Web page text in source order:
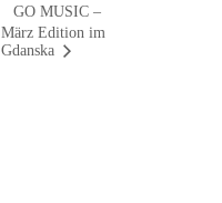
GO MUSIC –
März Edition im
Gdanska